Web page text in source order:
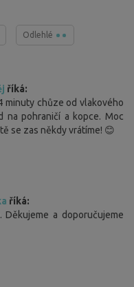
Odlehlé
říká:
minuty chůze od vlakového
na pohraničí a kopce. Moc
se zas někdy vrátíme! 😊
říká:
Děkujeme a doporučujeme